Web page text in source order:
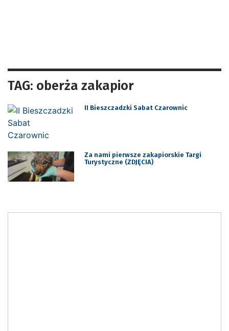
TAG: oberża zakapior
II Bieszczadzki Sabat Czarownic
Za nami pierwsze zakapiorskie Targi
Turystyczne (ZDJĘCIA)